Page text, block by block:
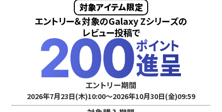
対象アイテム限定
エントリー＆対象のGalaxy Zシリーズの
レビュー投稿で
エントリー期間
2026年7月23日(木)10:00～2026年10月30日(金)09:59